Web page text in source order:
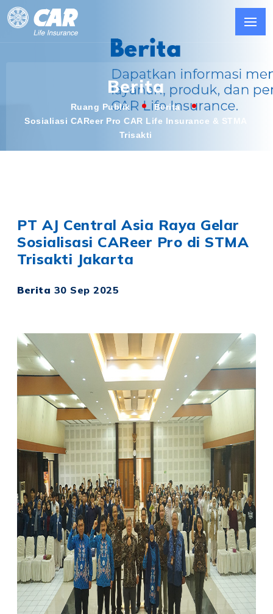
Berita
Ruang Publik
Berita
Sosialiasi CAReer Pro CAR Life Insurance & STMA
Trisakti
PT AJ Central Asia Raya Gelar
Sosialisasi CAReer Pro di STMA
Trisakti Jakarta
Berita 30 Sep 2025